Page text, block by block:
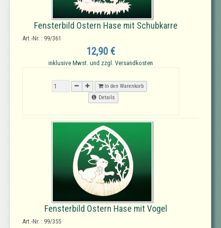
Fensterbild Ostern Hase mit Schubkarre
Art.-Nr. : 99/361
12,90 €
inklusive Mwst. und zzgl. Versandkosten
In den Warenkorb
Details
Fensterbild Ostern Hase mit Vogel
Art.-Nr. : 99/355